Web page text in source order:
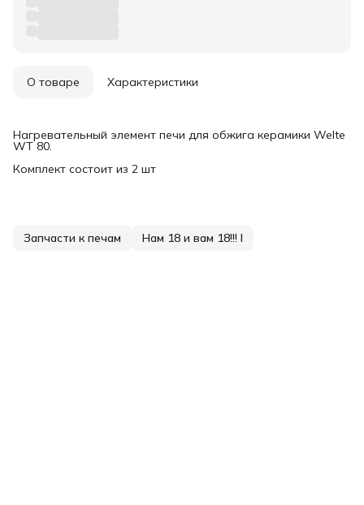
О товаре Характеристики
Нагревательный элемент печи для обжига керамики Welte
WT 80.
Комплект состоит из 2 шт
Запчасти к печам Нам 18 и вам 18!!! I